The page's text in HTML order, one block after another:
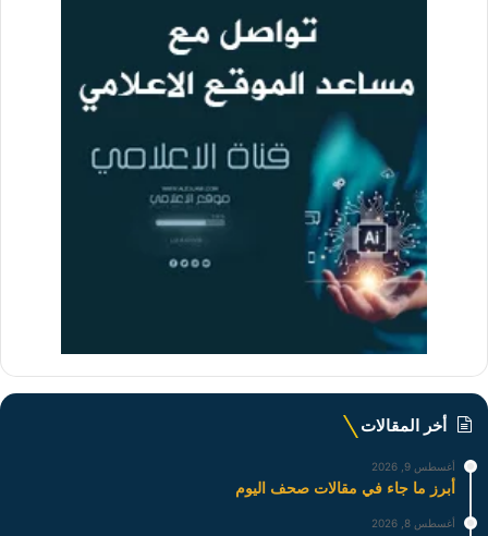
أخر المقالات
أغسطس 9, 2026
أبرز ما جاء في مقالات صحف اليوم
أغسطس 8, 2026